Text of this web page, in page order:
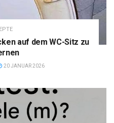
auf dem WC-Sitz zu
20 JANUAR 2026